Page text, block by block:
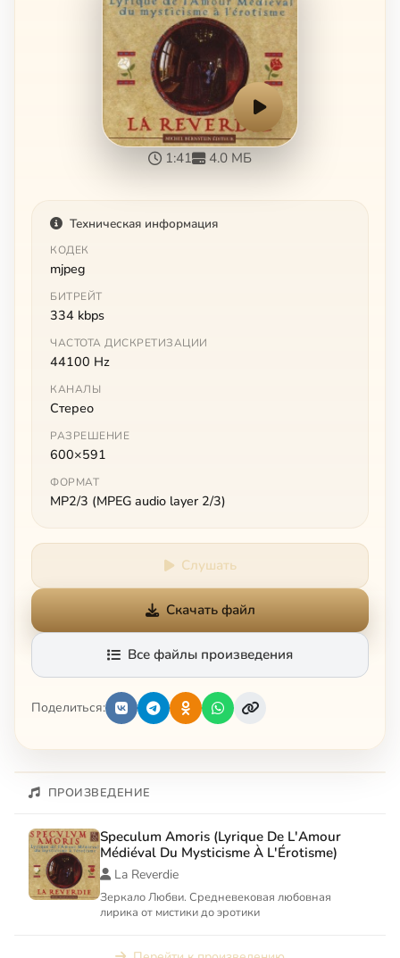
1:41 4.0 МБ
Техническая информация
КОДЕК
mjpeg
БИТРЕЙТ
334 kbps
ЧАСТОТА ДИСКРЕТИЗАЦИИ
44100 Hz
КАНАЛЫ
Стерео
РАЗРЕШЕНИЕ
600×591
ФОРМАТ
MP2/3 (MPEG audio layer 2/3)
Слушать
Скачать файл
Все файлы произведения
Поделиться:
ПРОИЗВЕДЕНИЕ
Speculum Amoris (Lyrique De L'Amour
Médiéval Du Mysticisme À L'Érotisme)
La Reverdie
Зеркало Любви. Средневековая любовная
лирика от мистики до эротики